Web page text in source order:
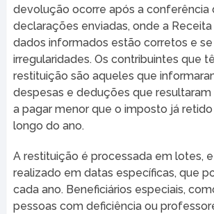
devolução ocorre após a conferência
declarações enviadas, onde a
dados informados estão corretos e se
irregularidades. Os contribuintes que
restituição são aqueles que
despesas e deduções que
a pagar menor que o imposto já
longo do ano.
A restituição é processada em lotes,
realizado em datas específicas, que
cada ano. Beneficiários especiais,
pessoas com deficiência ou